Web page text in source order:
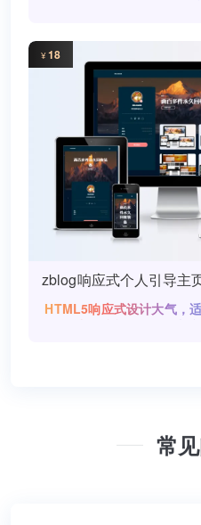
¥18
zblog响应式个人引导主
HTML5响应式设计大气，
常